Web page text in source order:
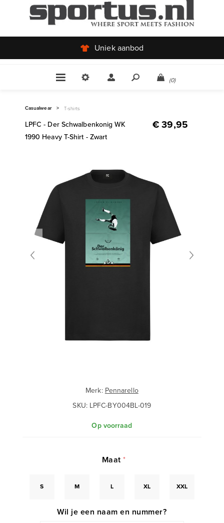
Uniek aanbod
(0)
Casualwear > T-shirts
LPFC - Der Schwalbenkonig WK
1990 Heavy T-Shirt - Zwart
€ 39,95
Merk: Pennarello
SKU: LPFC-BY004BL-019
Op voorraad
Maat*
S M L XL XXL
Wil je een naam en nummer?